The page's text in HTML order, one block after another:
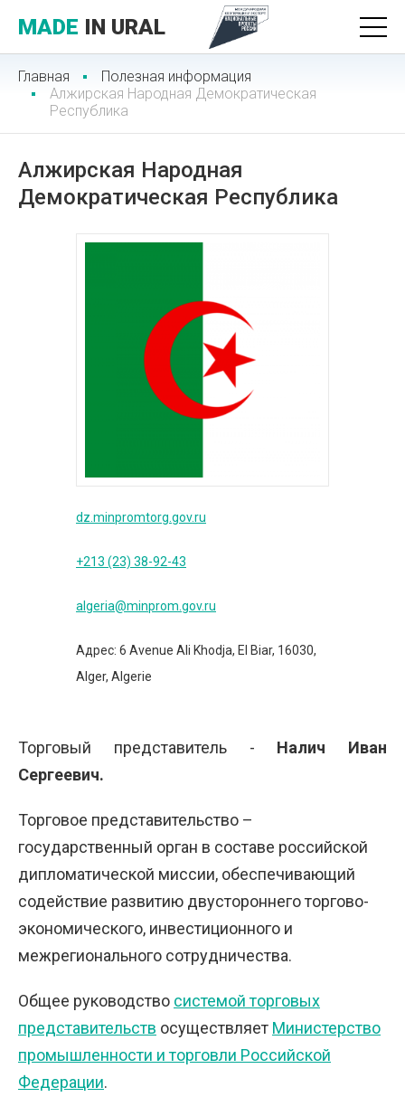
MADE IN URAL
Главная
Полезная информация
Алжирская Народная Демократическая
Республика
Алжирская Народная
Демократическая Республика
dz.minpromtorg.gov.ru
+213 (23) 38-92-43
algeria@minprom.gov.ru
Адрес: 6 Avenue Ali Khodja, El Biar, 16030,
Alger, Algerie
Торговый представитель - Налич Иван
Сергеевич.
Торговое представительство –
государственный орган в составе российской
дипломатической миссии, обеспечивающий
содействие развитию двустороннего торгово-
экономического, инвестиционного и
межрегионального сотрудничества.
Общее руководство системой торговых
представительств осуществляет Министерство
промышленности и торговли Российской
Федерации.